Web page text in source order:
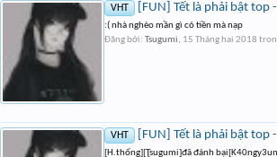
VHT [FUN] Tết là phải bật top
:( nhà nghèo mần gì có tiền mà nạp
Đăng bởi: Tsugumi, 15 Tháng hai 2018
VHT [FUN] Tết là phải bật top
[H.thống][Ʈsugumi]đã đánh